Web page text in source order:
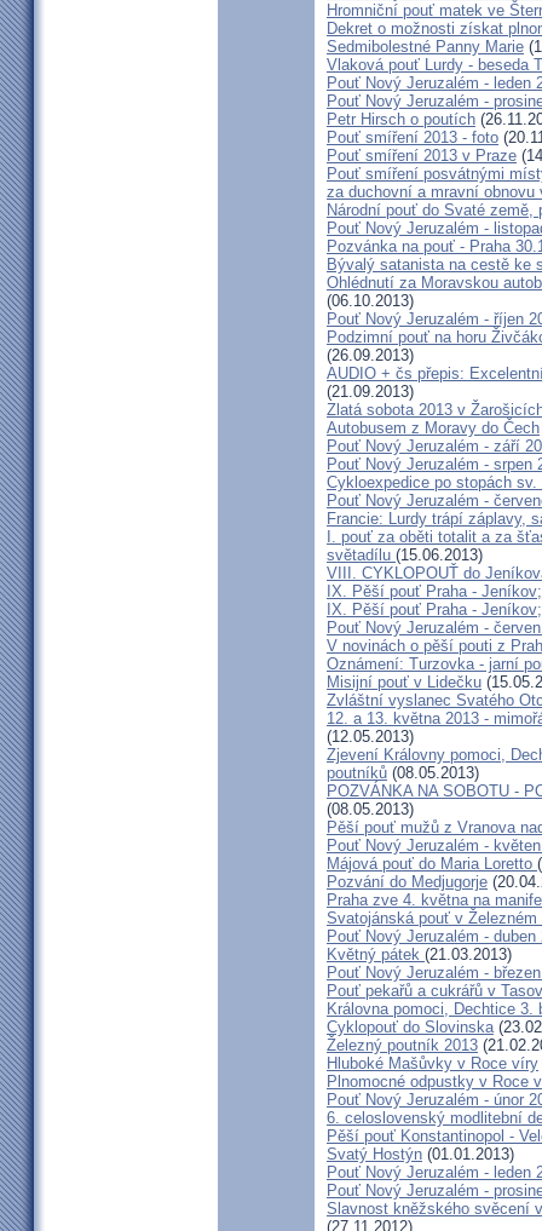
Hromniční pouť matek ve
Dekret o možnosti získat
Sedmibolestné Panny Marie
Vlaková pouť Lurdy - beseda
Pouť Nový Jeruzalém - leden
Pouť Nový Jeruzalém -
Petr Hirsch o poutích
Pouť smíření 2013 - foto
Pouť smíření 2013 v Praze
Pouť smíření posvátnými
za duchovní a mravní obnovu
Národní pouť do Svaté země,
Pouť Nový Jeruzalém -
Pozvánka na pouť - Praha
Bývalý satanista na cestě ke
Ohlédnutí za Moravskou
(06.10.2013)
Pouť Nový Jeruzalém - říjen
Podzimní pouť na horu
(26.09.2013)
AUDIO + čs přepis:
(21.09.2013)
Zlatá sobota 2013 v
Autobusem z Moravy do Čech
Pouť Nový Jeruzalém - září
Pouť Nový Jeruzalém - srpen
Cykloexpedice po stopách
Pouť Nový Jeruzalém -
Francie: Lurdy trápí záplavy,
I. pouť za oběti totalit a za
světadílu (15.06.2013)
VIII. CYKLOPOUŤ do
IX. Pěší pouť Praha -
IX. Pěší pouť Praha -
Pouť Nový Jeruzalém -
V novinách o pěší pouti z
Oznámení: Turzovka - jarní
Misijní pouť v Lidečku
Zvláštní vyslanec Svatého
12. a 13. května 2013 -
(12.05.2013)
Zjevení Královny pomoci,
poutníků (08.05.2013)
POZVÁNKA NA SOBOTU -
(08.05.2013)
Pěší pouť mužů z Vranova
Pouť Nový Jeruzalém -
Májová pouť do Maria Loretto
Pozvání do Medjugorje
Praha zve 4. května na
Svatojánská pouť v Železném
Pouť Nový Jeruzalém - duben
Květný pátek (21.03.2013)
Pouť Nový Jeruzalém -
Pouť pekařů a cukrářů v
Královna pomoci, Dechtice
Cyklopouť do Slovinska
Železný poutník 2013
Hluboké Mašůvky v Roce víry
Plnomocné odpustky v Roce
Pouť Nový Jeruzalém - únor
6. celoslovenský modlitební
Pěší pouť Konstantinopol -
Svatý Hostýn (01.01.2013)
Pouť Nový Jeruzalém - leden
Pouť Nový Jeruzalém -
Slavnost kněžského svěcení
(27.11.2012)